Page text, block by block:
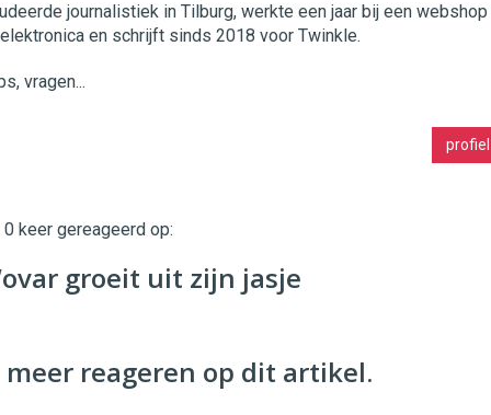
journalistiek in Tilburg, werkte een jaar bij een webshop
en schrijft sinds 2018 voor Twinkle.
vragen...
profiel
keer gereageerd op:
groeit uit zijn jasje
reageren op dit artikel.